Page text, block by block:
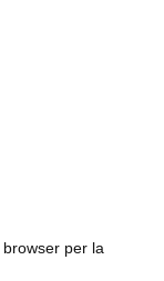
per la